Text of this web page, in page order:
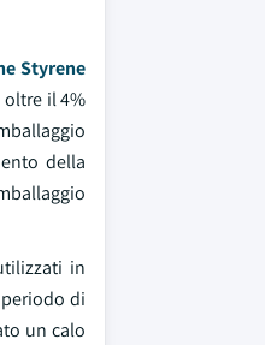
Styrene
oltre il 4%
della
in
di
un calo